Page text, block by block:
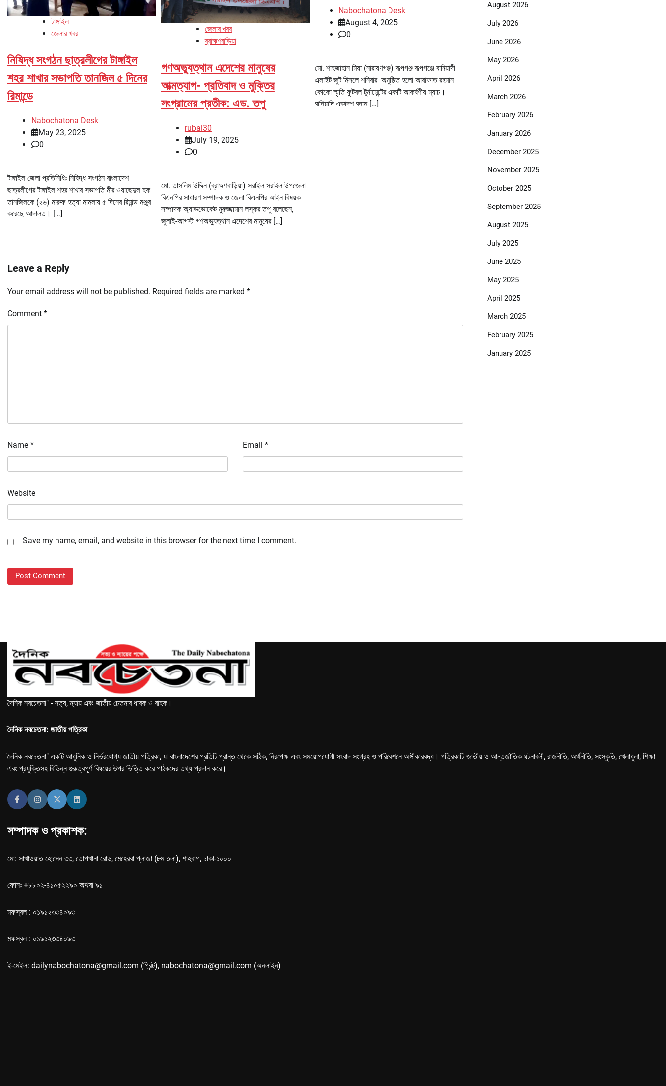
টাঙ্গাইল
জেলার খবর
নিষিদ্ধ সংগঠন ছাত্রলীগের টাঙ্গাইল
শহর শাখার সভাপতি তানজিল ৫ দিনের
রিমান্ডে
Nabochatona Desk
May 23, 2025
0
টাঙ্গাইল জেলা প্রতিনিধিঃ নিষিদ্ধ সংগঠন বাংলাদেশ
ছাত্রলীগের টাঙ্গাইল শহর শাখার সভাপতি মীর ওয়াছেদুল হক
তানজিলকে (২৬) মারুফ হত্যা মামলায় ৫ দিনের রিমান্ড মঞ্জুর
করেছে আদালত। […]
জেলার খবর
ব্রাহ্মণবাড়িয়া
গণঅভ্যুত্থান এদেশের মানুষের
আত্মত্যাগ- প্রতিবাদ ও মুক্তির
সংগ্রামের প্রতীক: এড. তপু
rubal30
July 19, 2025
0
মো. তাসলিম উদ্দিন (ব্রাহ্মণবাড়িয়া) সরাইল সরাইল উপজেলা
বিএনপির সাধারণ সম্পাদক ও জেলা বিএনপির আইন বিষয়ক
সম্পাদক অ্যাডভোকেট নুরুজ্জামান লস্কর তপু বলেছেন,
জুলাই-আগস্ট গণঅভ্যুত্থান এদেশের মানুষের […]
Nabochatona Desk
August 4, 2025
0
মো. শাহজাহান মিয়া (নারায়ণগঞ্জ) রূপগঞ্জ রূপগঞ্জে বানিয়াদী
এলাইট জুট মিসলে শনিবার অনুষ্ঠিত হলো আরাফাত রহমান
কোকো স্মৃতি ফুটবল টুর্নামেন্টের একটি আকর্ষণীয় ম্যাচ।
বানিয়াদি একাদশ বনাম […]
Leave a Reply
Your email address will not be published. Required fields are marked *
Comment *
Name * Email *
Website
Save my name, email, and website in this browser for the next time I comment.
August 2026
July 2026
June 2026
May 2026
April 2026
March 2026
February 2026
January 2026
December 2025
November 2025
October 2025
September 2025
August 2025
July 2025
June 2025
May 2025
April 2025
March 2025
February 2025
January 2025
দৈনিক নবচেতনা" - সত্য, ন্যায় এবং জাতীয় চেতনার ধারক ও বাহক।
দৈনিক নবচেতনা: জাতীয় পত্রিকা
দৈনিক নবচেতনা" একটি আধুনিক ও নির্ভরযোগ্য জাতীয় পত্রিকা, যা বাংলাদেশের প্রতিটি প্রান্ত থেকে সঠিক, নিরপেক্ষ এবং সময়োপযোগী সংবাদ সংগ্রহ ও পরিবেশনে অঙ্গীকারবদ্ধ। পত্রিকাটি জাতীয় ও আন্তর্জাতিক ঘটনাবলী, রাজনীতি, অর্থনীতি, সংস্কৃতি, খেলাধুলা, শিক্ষা
এবং প্রযুক্তিসহ বিভিন্ন গুরুত্বপূর্ণ বিষয়ের উপর ভিত্তি করে পাঠকদের তথ্য প্রদান করে।
সম্পাদক ও প্রকাশক:
মো: সাখাওয়াত হোসেন ৩৩, তোপখানা রোড, মেহেরবা প্লাজা (৮ম তলা), শাহবাগ, ঢাকা-১০০০
ফোনঃ +৮৮০২-৪১০৫২২৯০ অথবা ৯১
মফস্বল : ০১৯১২৩৩৪০৯৩
মফস্বল : ০১৯১২৩৩৪০৯৩
ই-মেইল: dailynabochatona@gmail.com (প্রিন্ট), nabochatona@gmail.com (অনলাইন)